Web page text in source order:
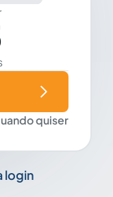
quiser
login